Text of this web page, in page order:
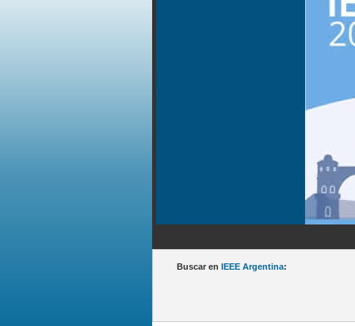
Buscar en IEEE Argentina: